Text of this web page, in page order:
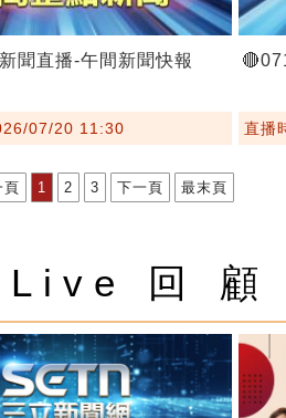
聞直播-午間新聞快報
07/20 11:30 直播
頁 1 2 3 下一頁 最末頁
回 顧